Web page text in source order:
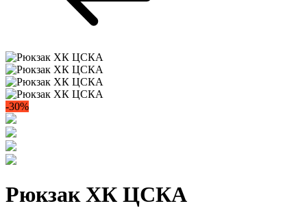
-30%
Рюкзак ХК ЦСКА